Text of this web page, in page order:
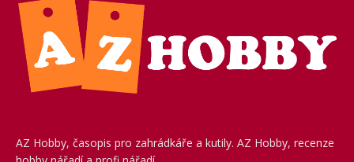
AZ Hobby, časopis pro zahrádkáře a kutily. AZ Hobby, recenze